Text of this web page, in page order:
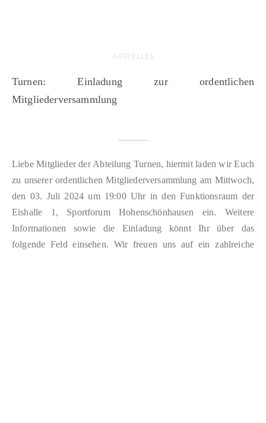
AKTUELLES
Turnen: Einladung zur ordentlichen
Mitgliederversammlung
Liebe Mitglieder der Abteilung Turnen, hiermit laden wir Euch
zu unserer ordentlichen Mitgliederversammlung am Mittwoch,
den 03. Juli 2024 um 19:00 Uhr in den Funktionsraum der
Eishalle 1, Sportforum Hohenschönhausen ein. Weitere
Informationen sowie die Einladung könnt Ihr über das
folgende Feld einsehen. Wir freuen uns auf ein zahlreiche